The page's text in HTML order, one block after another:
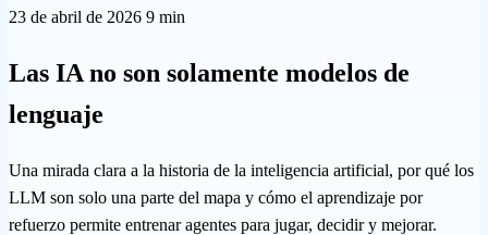
23 de abril de 2026 9 min
Las IA no son solamente modelos de
lenguaje
Una mirada clara a la historia de la inteligencia artificial, por qué los
LLM son solo una parte del mapa y cómo el aprendizaje por
refuerzo permite entrenar agentes para jugar, decidir y mejorar.